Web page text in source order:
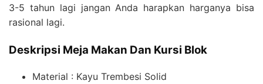
3-5 tahun lagi jangan Anda harapkan harganya bisa
rasional lagi.
Deskripsi Meja Makan Dan Kursi Blok
Material : Kayu Trembesi Solid